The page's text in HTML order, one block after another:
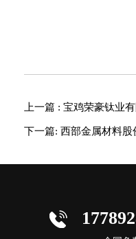
上一篇 : 宝鸡荣豪钛业
下一篇: 西部金属材料股